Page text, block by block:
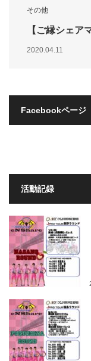
その他
【ご縁シェア
2020.04.11
Facebookページ
活動記録